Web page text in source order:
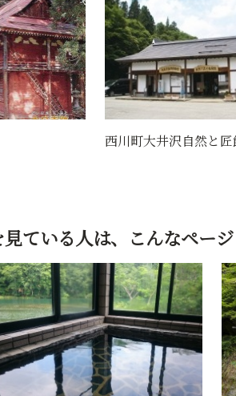
大頭森山自然公園
ている人は、 こんなペー